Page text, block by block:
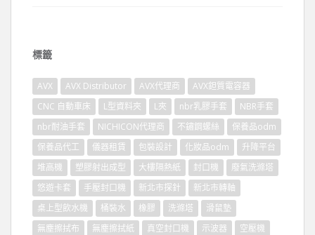
標籤
AVX AVX Distributor AVX代理商
AVX鉭質電容器
CNC 自動車床
L型資料夾 L夾 nbr乳膠手套
NBR手套
nbr耐油手套
NICHICON代理商 不鏽鋼螺絲
保養品odm
保養品代工
儀器租賃 包裝設計 化妝品odm
升降平台
堆高機
塑膠射出成型 大樓隔熱紙 封口機
廢氣洗滌塔
悠遊卡套
手壓封口機 新北市探針
新北市轉軸
桌上型飲水機
桶裝水 橡膠 洗滌塔
滑鼠墊
無塵擦拭布
無塵擦拭紙 真空封口機 示波器
空壓機